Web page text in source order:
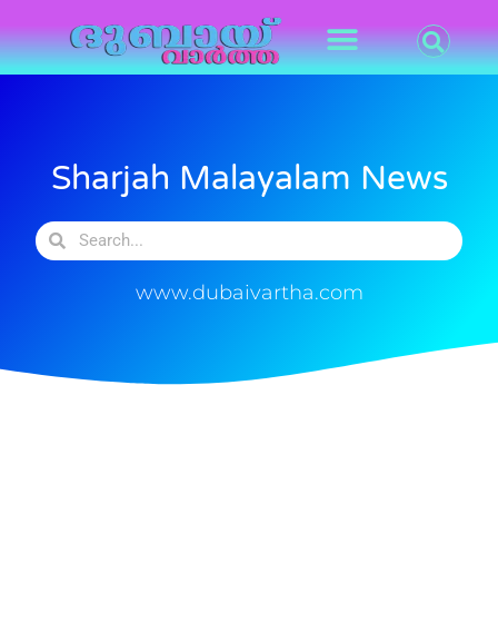
Sharjah Malayalam News
www.dubaivartha.com